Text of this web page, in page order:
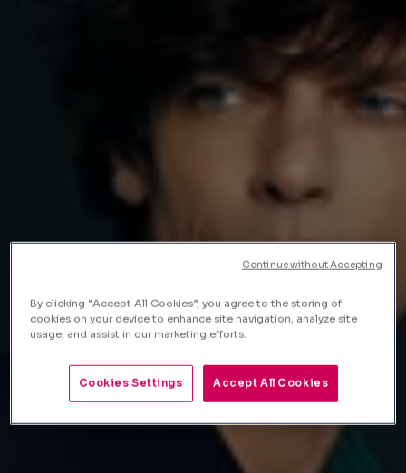
By clicking “Accept All Cookies”, you agree to the storing of
cookies on your device to enhance site navigation, analyze site
usage, and assist in our marketing efforts.
Accept All Cookies
Cookies Settings
Continue without Accepting